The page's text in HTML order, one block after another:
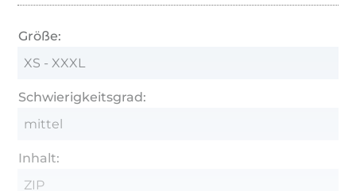
Größe:
XS - XXXL
Schwierigkeitsgrad:
mittel
Inhalt:
ZIP